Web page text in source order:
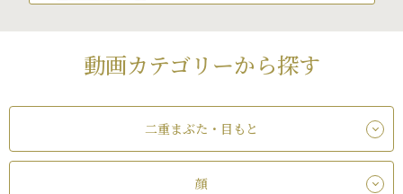
動画カテゴリーから探す
二重まぶた・目もと
顔